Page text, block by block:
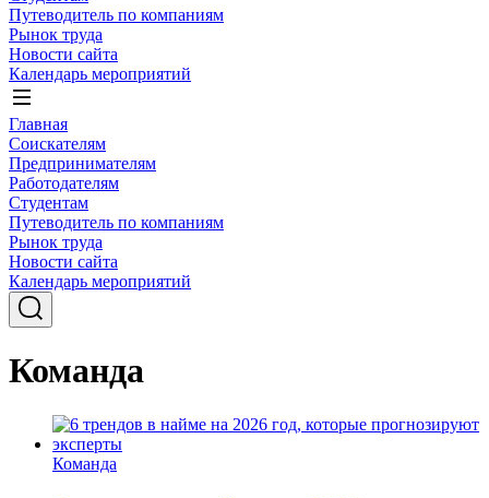
Путеводитель по компаниям
Рынок труда
Новости сайта
Календарь мероприятий
Главная
Соискателям
Предпринимателям
Работодателям
Студентам
Путеводитель по компаниям
Рынок труда
Новости сайта
Календарь мероприятий
Команда
Команда